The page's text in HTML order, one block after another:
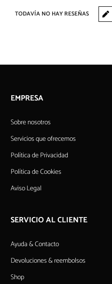
TODAVÍA NO HAY RESEÑAS
EMPRESA
Sobre nosotros
Servicios que ofrecemos
Política de Privacidad
Política de Cookies
Aviso Legal
SERVICIO AL CLIENTE
Ayuda & Contacto
Devoluciones & reembolsos
Shop